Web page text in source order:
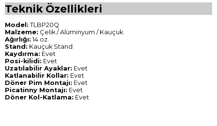
Teknik Özellikleri
Model: TLBP20Q
Malzeme: Çelik / Alüminyum / Kauçuk
Ağırlığı: 14 oz.
Stand: Kauçuk Stand
Kaydırma: Evet
Posi-kilidi: Evet
Uzatılabilir Ayaklar: Evet
Katlanabilir Kollar: Evet
Döner Pim Montajı: Evet
Picatinny Montajı: Evet
Döner Kol-Katlama: Evet